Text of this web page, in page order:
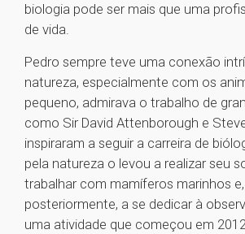
biologia pode ser mais que uma
de vida.
Pedro sempre teve uma conexão
natureza, especialmente com os
pequeno, admirava o trabalho de
como Sir David Attenborough e
inspiraram a seguir a carreira de
pela natureza o levou a realizar seu
trabalhar com mamíferos marinhos e,
posteriormente, a se dedicar à
uma atividade que começou em